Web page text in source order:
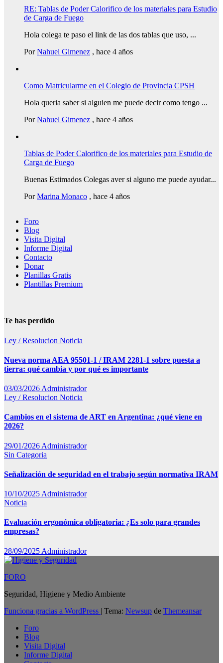
RE: Tablas de Poder Calorifico de los materiales para Estudio
de Carga de Fuego
Hola colega te paso el link de las dos tablas que uso, ...
PorNahuel Gimenez , hace 4 años
Como Matricularme en el Colegio de Provincia CPSH
Hola queria saber si alguien me puede decir como tengo ...
PorNahuel Gimenez , hace 4 años
Tablas de Poder Calorifico de los materiales para Estudio de
Carga de Fuego
Buenas Estimados Colegas aver si alguno me puede ayudar...
PorMarina Monaco , hace 4 años
Foro
Blog
Visita Digital
Informe Digital
Contacto
Donar
Planillas Gratis
Plantillas Premium
Te has perdido
Ley / Resolucion Noticia
Nueva norma AEA 95501-1 / IRAM 2281-1 sobre puesta a
tierra: qué cambia y por qué es importante
03/03/2026 Administrador
Ley / Resolucion Noticia
Cambios en el sistema de ART en Argentina: ¿qué viene en
2026?
29/01/2026 Administrador
Sin Categoria
Señalización de seguridad en el trabajo según normativa IRAM
10/10/2025 Administrador
Noticia
Evaluación ergonómica obligatoria: ¿Es solo para grandes
empresas?
28/09/2025 Administrador
FORO
Seguridad, Higiene y Medio Ambiente
Funciona gracias a WordPress | Tema: Newsup de Themeansar
Foro
Blog
Visita Digital
Informe Digital